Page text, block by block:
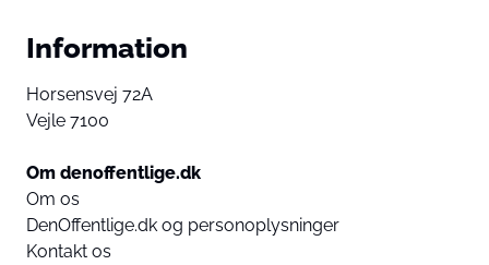
Information
Horsensvej 72A
Vejle 7100
Om denoffentlige.dk
Om os
DenOffentlige.dk og personoplysninger
Kontakt os